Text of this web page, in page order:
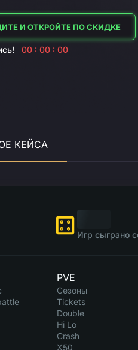
И ОТКРОЙТЕ ПО СКИДКЕ
00 : 00 : 00
КЕЙСА
Игр сыграно
PVE
Сезоны
Tickets
Double
Hi Lo
Crash
X50